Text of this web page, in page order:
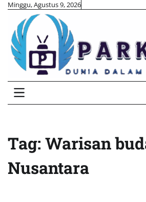
Skip
content
Minggu, Agustus 9, 2026
Tag: Warisan
Nusantara